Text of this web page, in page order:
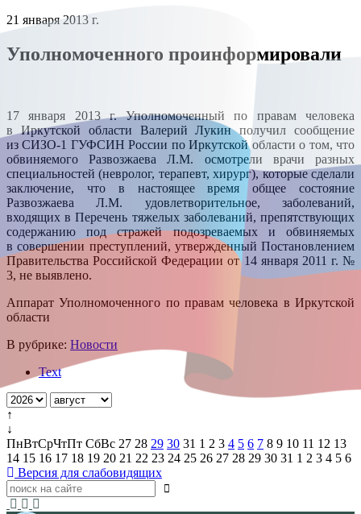
21 января 2013 г.
Уполномоченного проинформировали
17 января 2013 г. Уполномоченный по правам человека
в Иркутской области Валерий Лукин получил сообщение
из СИЗО-1 ГУФСИН России по Иркутской области о том, что
обвиняемого Развозжаева Л.М. осмотрели врачи разных
специальностей (невролог, терапевт, хирург), которые сделали
заключение, что в настоящее время общее состояние
Развозжаева Л.М. удовлетворительное, заболеваний,
входящих в Перечень тяжелых заболеваний, препятствующих
содержанию под стражей подозреваемых и обвиняемых
в совершении преступлений, утвержденный Постановлением
Правительства Российской Федерации от 14 января 2011 г. №
3, не выявлено.
Аппарат Уполномоченного по правам человека в Иркутской
области
В рубрике: Новости
Text
↑
↓
ПнВтСрЧтПт СбВс 27 28 29 30 31 1 2 3 4 5 6 7 8 9 10 11 12 13
14 15 16 17 18 19 20 21 22 23 24 25 26 27 28 29 30 31 1 2 3 4 5 6
Версия для слабовидящих